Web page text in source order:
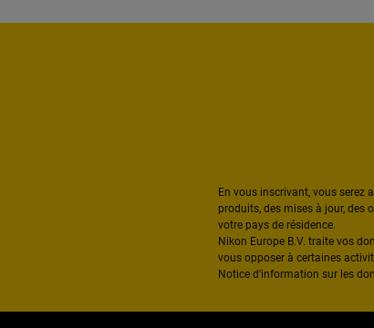
En vous inscrivant, vous
produits, des mises à jour, des
votre pays de résidence.
Nikon Europe B.V. traite vos
vous opposer à certaines
Notice d'information sur les